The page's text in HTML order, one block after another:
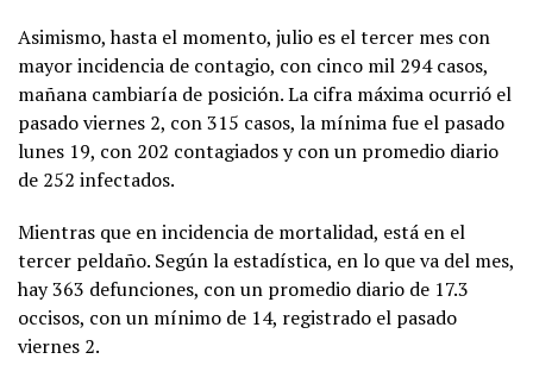
Asimismo, hasta el momento, julio es el tercer mes con
mayor incidencia de contagio, con cinco mil 294 casos,
mañana cambiaría de posición. La cifra máxima ocurrió el
pasado viernes 2, con 315 casos, la mínima fue el pasado
lunes 19, con 202 contagiados y con un promedio diario
de 252 infectados.
Mientras que en incidencia de mortalidad, está en el
tercer peldaño. Según la estadística, en lo que va del mes,
hay 363 defunciones, con un promedio diario de 17.3
occisos, con un mínimo de 14, registrado el pasado
viernes 2.